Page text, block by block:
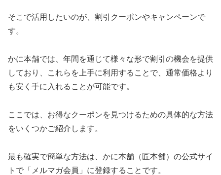
そこで活用したいのが、割引クーポンやキャンペーンで
す。
かに本舗では、年間を通じて様々な形で割引の機会を提供
しており、これらを上手に利用することで、通常価格より
も安く手に入れることが可能です。
ここでは、お得なクーポンを見つけるための具体的な方法
をいくつかご紹介します。
最も確実で簡単な方法は、かに本舗（匠本舗）の公式サイ
トで「メルマガ会員」に登録することです。